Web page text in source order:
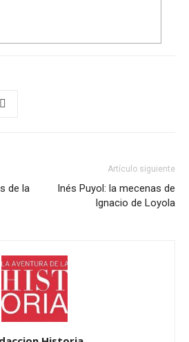
de la
Artículo siguiente
Inés Puyol: la mecenas de
Ignacio de Loyola